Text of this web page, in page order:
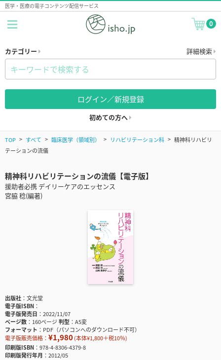
医学・医療の電子コンテンツ配信サービス
0
カテゴリー 詳細検索
ログイン／新規登録
初めての方へ
TOP すべて 臨床医学（領域別） リハビリテーション科
精神科リハビリ
テーションの流儀
精神科リハビリテーションの流儀【電子版】
援助者必携 デイリーケアのエッセンス
宮脇 稔(編著)
出版社
文光堂
電子版ISBN
電子版発売日
2022/11/07
ページ数
160ページ判型
A5変
フォーマット
PDF（パソコンへのダウンロード不可）
電子版販売価格： ¥1,980(本体¥1,800＋税10％)
印刷版ISBN
978-4-8306-4379-8
印刷版発行年月
2012/05